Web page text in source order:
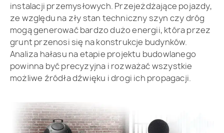
instalacji przemysłowych. Przejeżdżające pojazdy,
ze względu na zły stan techniczny szyn czy dróg
mogą generować bardzo dużo energii, która przez
grunt przenosi się na konstrukcje budynków.
Analiza hałasu na etapie projektu budowlanego
powinna być precyzyjna i rozważać wszystkie
możliwe źródła dźwięku i drogi ich propagacji.